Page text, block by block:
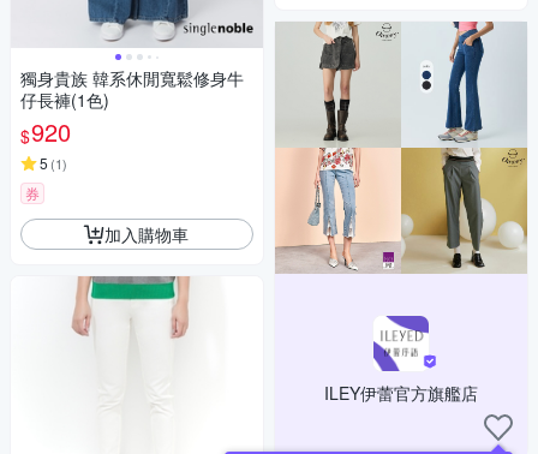
獨身貴族 韓系休閒寬鬆修身牛
仔長褲(1色)
$920
5 (1)
券
加入購物車
ILEY伊蕾官方旗艦店